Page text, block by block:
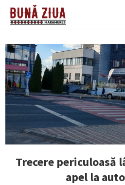
Trecere periculoasă
apel la